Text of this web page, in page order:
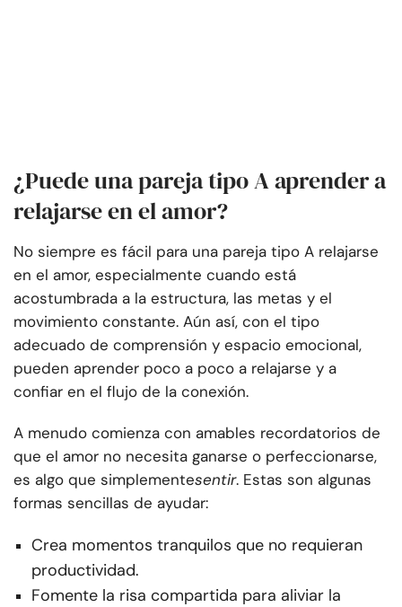
¿Puede una pareja tipo A aprender a
relajarse en el amor?
No siempre es fácil para una pareja tipo A relajarse
en el amor, especialmente cuando está
acostumbrada a la estructura, las metas y el
movimiento constante. Aún así, con el tipo
adecuado de comprensión y espacio emocional,
pueden aprender poco a poco a relajarse y a
confiar en el flujo de la conexión.
A menudo comienza con amables recordatorios de
que el amor no necesita ganarse o perfeccionarse,
es algo que simplementesentir. Estas son algunas
formas sencillas de ayudar:
Crea momentos tranquilos que no requieran
productividad.
Fomente la risa compartida para aliviar la